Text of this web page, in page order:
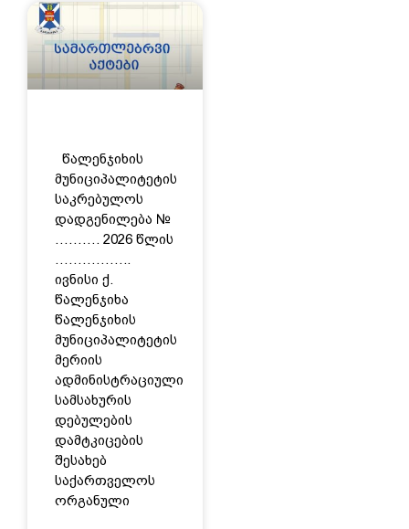
წალენჯიხის
მუნიციპალიტეტის
საკრებულოს
დადგენილება №
………. 2026 წლის
……………..
ივნისი ქ.
წალენჯიხა
წალენჯიხის
მუნიციპალიტეტის
მერიის
ადმინისტრაციული
სამსახურის
დებულების
დამტკიცების
შესახებ
საქართველოს
ორგანული